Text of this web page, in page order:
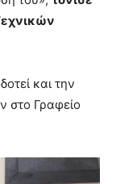
και την
στο Γραφείο